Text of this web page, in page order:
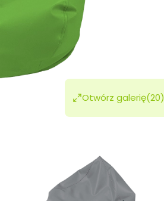
Otwórz galerię(20)